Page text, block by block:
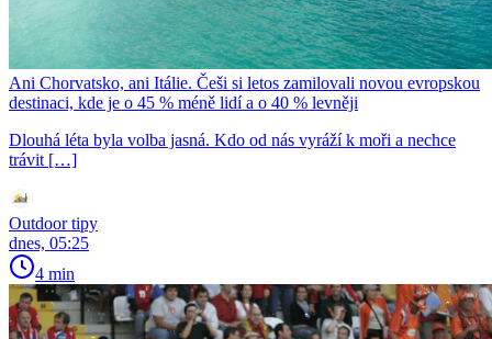
Ani Chorvatsko, ani Itálie. Češi si letos zamilovali novou evropskou
destinaci, kde je o 45 % méně lidí a o 40 % levněji
Dlouhá léta byla volba jasná. Kdo od nás vyráží k moři a nechce
trávit […]
Outdoor tipy
dnes, 05:25
4 min